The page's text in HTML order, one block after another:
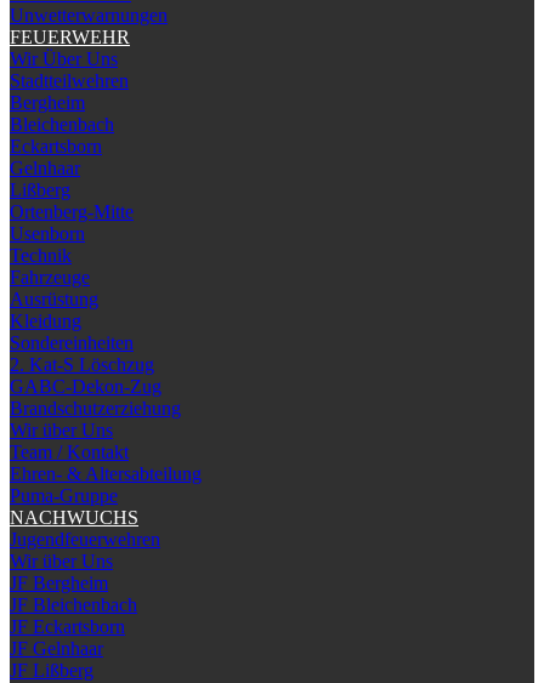
Unwetterwarnungen
FEUERWEHR
Wir Über Uns
Stadtteilwehren
Bergheim
Bleichenbach
Eckartsborn
Gelnhaar
Lißberg
Ortenberg-Mitte
Usenborn
Technik
Fahrzeuge
Ausrüstung
Kleidung
Sondereinheiten
2. Kat-S Löschzug
GABC-Dekon-Zug
Brandschutzerziehung
Wir über Uns
Team / Kontakt
Ehren- & Altersabteilung
Puma-Gruppe
NACHWUCHS
Jugendfeuerwehren
Wir über Uns
JF Bergheim
JF Bleichenbach
JF Eckartsborn
JF Gelnhaar
JF Lißberg